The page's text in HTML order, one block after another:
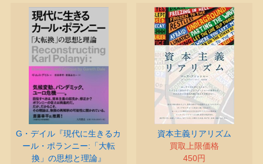
G・デイル『現代に生きるカ
ール・ポランニー:「大転
換」の思想と理論』
資本主義リアリズム
買取上限価格
450円